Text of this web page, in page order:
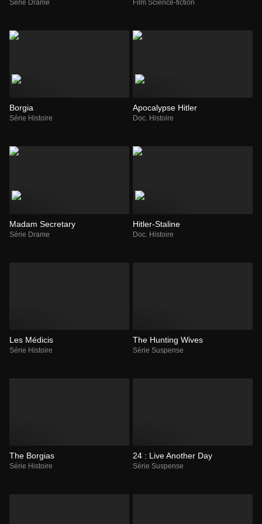
Série Drame Film Science-fiction
Borgia
Série Histoire
Apocalypse Hitler
Doc. Histoire
Madam Secretary
Série Drame
Hitler-Staline
Doc. Histoire
Les Médicis
Série Histoire
The Hunting Wives
Série Suspense
The Borgias
Série Histoire
24 : Live Another Day
Série Suspense